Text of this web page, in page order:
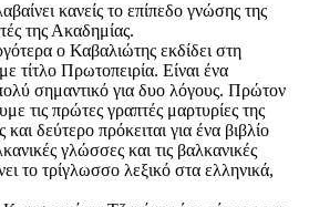
κανείς το επίπεδο γνώσης της
της Ακαδημίας.
ο Καβαλιώτης εκδίδει στη
τίτλο Πρωτοπειρία. Είναι ένα
πολύ σημαντικό για δυο λόγους. Πρώτον
τις πρώτες γραπτές μαρτυρίες της
δεύτερο πρόκειται για ένα βιβλίο
γλώσσες και τις βαλκανικές
το τρίγλωσσο λεξικό στα ελληνικά,